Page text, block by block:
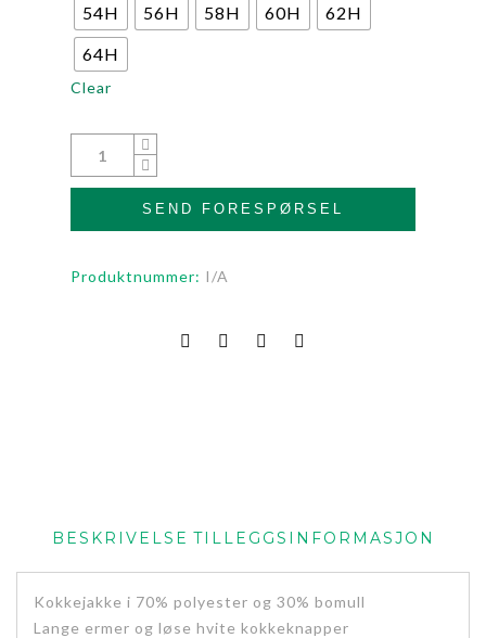
54H
56H 58H 60H
62H
64H
Clear
SEND FORESPØRSEL
Produktnummer: I/A
BESKRIVELSE TILLEGGSINFORMASJON
Kokkejakke i 70% polyester og 30% bomull
Lange ermer og løse hvite kokkeknapper